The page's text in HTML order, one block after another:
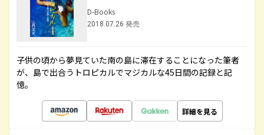
D-Books
2018.07.26 発売
子供の頃から夢見ていた南の島に滞在することになった筆者
が、島で出合うトロピカルでマジカルな45日間の記録と記
憶。
詳細を見る